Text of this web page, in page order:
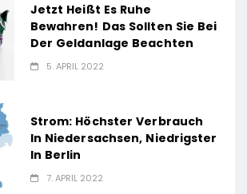
Jetzt Heißt Es Ruhe
Bewahren! Das Sollten Sie Bei
Der Geldanlage Beachten
5. APRIL 2022
Strom: Höchster Verbrauch
In Niedersachsen, Niedrigster
In Berlin
7. APRIL 2022